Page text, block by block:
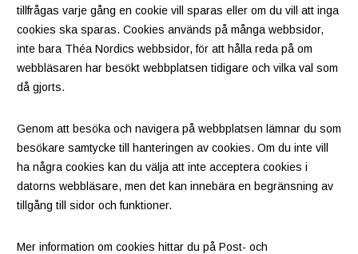
tillfrågas varje gång en cookie vill sparas eller om du vill att inga
cookies ska sparas. Cookies används på många webbsidor,
inte bara Théa Nordics webbsidor, för att hålla reda på om
webbläsaren har besökt webbplatsen tidigare och vilka val som
då gjorts.
Genom att besöka och navigera på webbplatsen lämnar du som
besökare samtycke till hanteringen av cookies. Om du inte vill
ha några cookies kan du välja att inte acceptera cookies i
datorns webbläsare, men det kan innebära en begränsning av
tillgång till sidor och funktioner.
Mer information om cookies hittar du på Post- och